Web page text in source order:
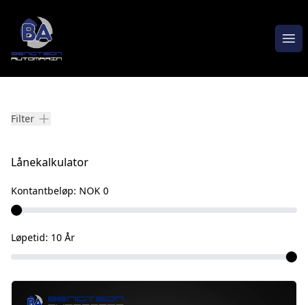
Filter
Lånekalkulator
Kontantbeløp: NOK 0
Løpetid: 10 År